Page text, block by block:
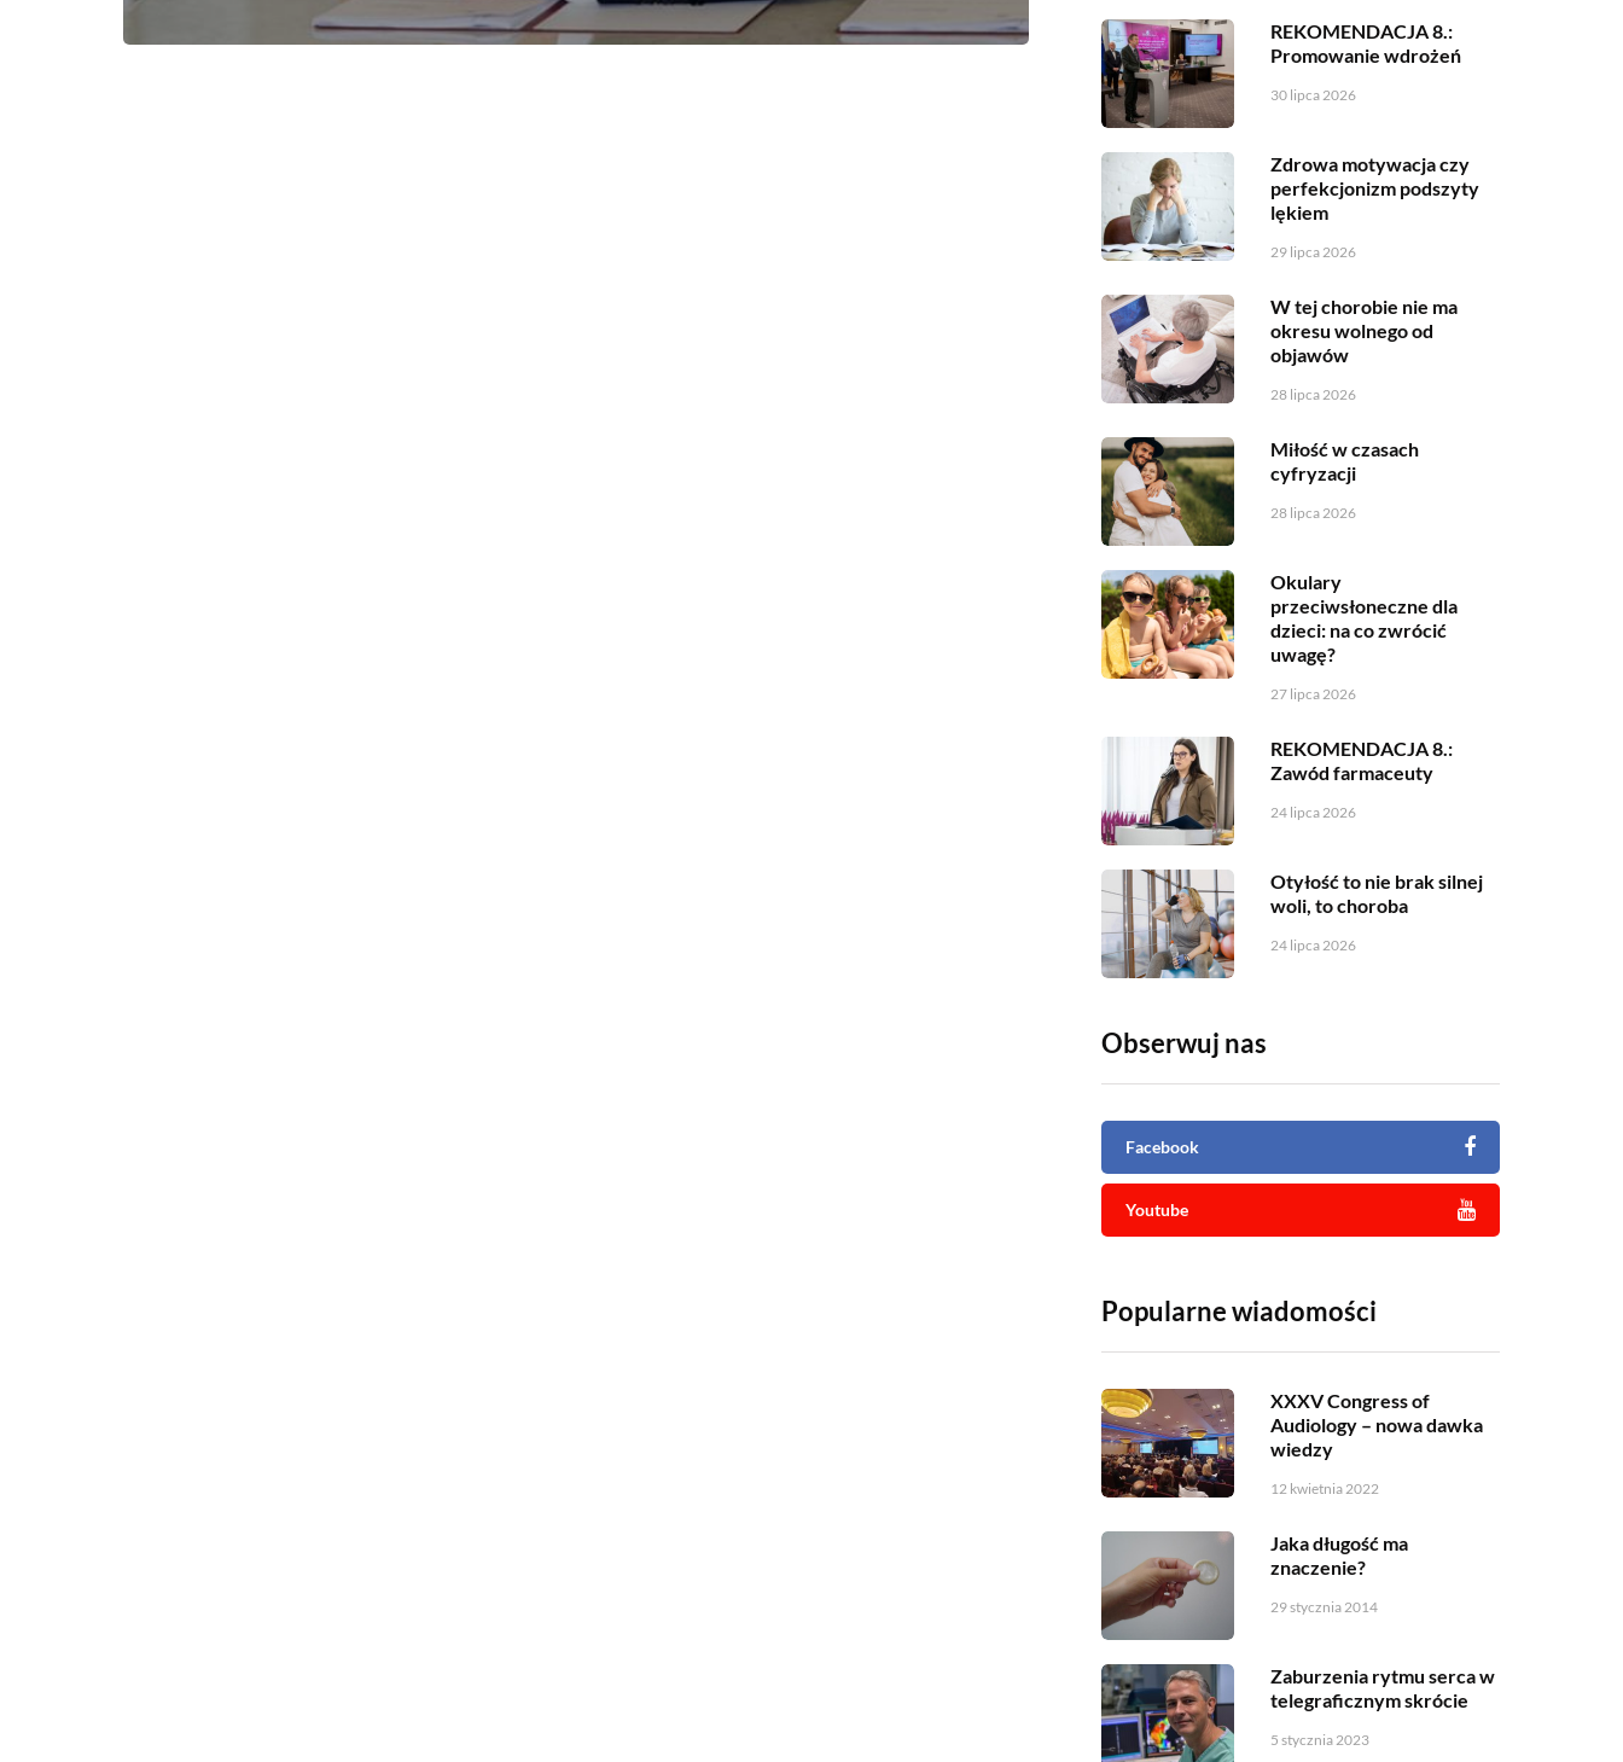
REKOMENDACJA 8.:
Promowanie wdrożeń
30 lipca 2026
Zdrowa motywacja czy
perfekcjonizm podszyty
lękiem
29 lipca 2026
W tej chorobie nie ma
okresu wolnego od
objawów
28 lipca 2026
Miłość w czasach
cyfryzacji
28 lipca 2026
Okulary
przeciwsłoneczne dla
dzieci: na co zwrócić
uwagę?
27 lipca 2026
REKOMENDACJA 8.:
Zawód farmaceuty
24 lipca 2026
Otyłość to nie brak silnej
woli, to choroba
24 lipca 2026
Obserwuj nas
Facebook
Youtube
Popularne wiadomości
XXXV Congress of
Audiology – nowa dawka
wiedzy
12 kwietnia 2022
Jaka długość ma
znaczenie?
29 stycznia 2014
Zaburzenia rytmu serca w
telegraficznym skrócie
5 stycznia 2023